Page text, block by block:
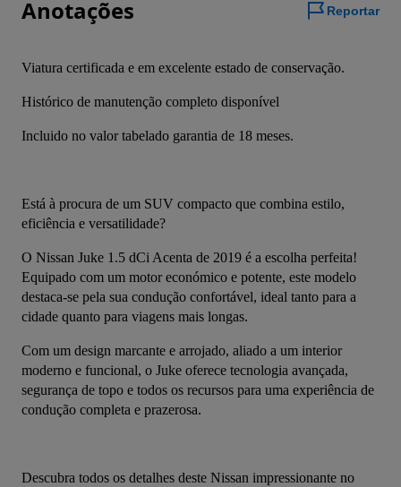
Anotações Reportar
Viatura certificada e em excelente estado de conservação.
Histórico de manutenção completo disponível
Incluido no valor tabelado garantia de 18 meses.
Está à procura de um SUV compacto que combina estilo,
eficiência e versatilidade?
O Nissan Juke 1.5 dCi Acenta de 2019 é a escolha perfeita!
Equipado com um motor económico e potente, este modelo
destaca-se pela sua condução confortável, ideal tanto para a
cidade quanto para viagens mais longas.
Com um design marcante e arrojado, aliado a um interior
moderno e funcional, o Juke oferece tecnologia avançada,
segurança de topo e todos os recursos para uma experiência de
condução completa e prazerosa.
Descubra todos os detalhes deste Nissan impressionante no